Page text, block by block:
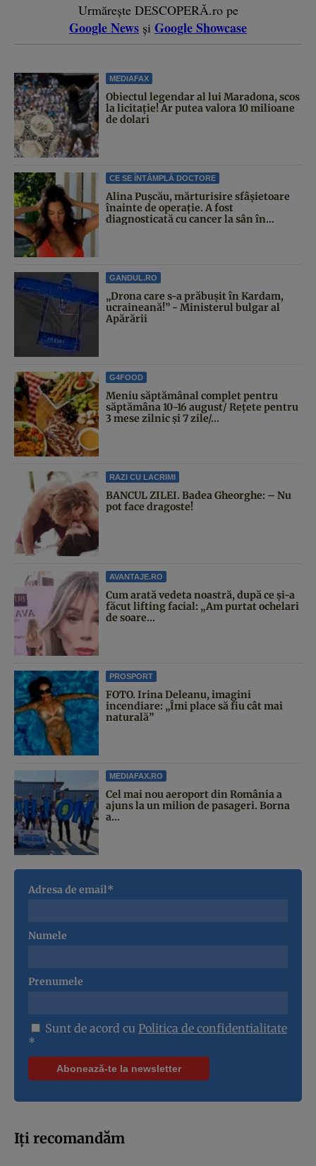
Urmărește DESCOPERĂ.ro pe
Google News și Google Showcase
MEDIAFAX
Obiectul legendar al lui Maradona, scos
la licitație! Ar putea valora 10 milioane
de dolari
CE SE ÎNTÂMPLĂ DOCTORE
Alina Pușcău, mărturisire sfâșietoare
înainte de operație. A fost
diagnosticată cu cancer la sân în...
GANDUL.RO
„Drona care s-a prăbușit în Kardam,
ucraineană!” - Ministerul bulgar al
Apărării
G4FOOD
Meniu săptămânal complet pentru
săptămâna 10-16 august/ Rețete pentru
3 mese zilnic și 7 zile/...
RAZI CU LACRIMI
BANCUL ZILEI. Badea Gheorghe: – Nu
pot face dragoste!
AVANTAJE.RO
Cum arată vedeta noastră, după ce și-a
făcut lifting facial: „Am purtat ochelari
de soare...
PROSPORT
FOTO. Irina Deleanu, imagini
incendiare: „Îmi place să fiu cât mai
naturală”
MEDIAFAX.RO
Cel mai nou aeroport din România a
ajuns la un milion de pasageri. Borna
a...
Adresa de email*
Numele
Prenumele
Sunt de acord cu Politica de confidentialitate
*
Iți recomandăm